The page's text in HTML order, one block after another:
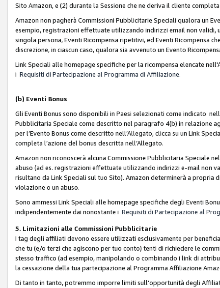
Sito Amazon, e (2) durante la Sessione che ne deriva il cliente
Amazon non pagherà Commissioni Pubblicitarie Speciali qualora un
esempio, registrazioni effettuate utilizzando indirizzi email non
singola persona, Eventi Ricompensa ripetitivi, ed Eventi Ricompensa
discrezione, in ciascun caso, qualora sia avvenuto un Evento
Link Speciali alle homepage specifiche per la ricompensa elencate
i Requisiti di Partecipazione al Programma di Affiliazione.
(b) Eventi Bonus
Gli Eventi Bonus sono disponibili in Paesi selezionati come indicato
Pubblicitaria Speciale come descritto nel paragrafo 4(b) in relazione
per l’Evento Bonus come descritto nell’Allegato, clicca su un Link
completa l’azione del bonus descritta nell’Allegato.
Amazon non riconoscerà alcuna Commissione Pubblicitaria Speciale
abuso (ad es. registrazioni effettuate utilizzando indirizzi e-mail non
risultano da Link Speciali sul tuo Sito). Amazon determinerà a propria
violazione o un abuso.
Sono ammessi Link Speciali alle homepage specifiche degli Eventi
indipendentemente dai nonostante i Requisiti di Partecipazione al
5. Limitazioni alle Commissioni Pubblicitarie
I tag degli affiliati devono essere utilizzati esclusivamente per
che tu (e/o terzi che agiscono per tuo conto) tenti di richiedere le
stesso traffico (ad esempio, manipolando o combinando i link di
la cessazione della tua partecipazione al Programma Affiliazione
Di tanto in tanto, potremmo imporre limiti sull'opportunità degli